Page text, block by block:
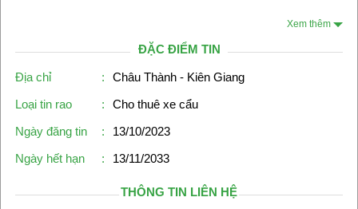
Xem thêm
ĐẶC ĐIỂM TIN
Địa chỉ :
Châu Thành - Kiên Giang
Loại tin rao
:
Cho thuê xe cẩu
Ngày đăng tin
:
13/10/2023
Ngày hết hạn
: 13/11/2033
THÔNG TIN LIÊN HỆ